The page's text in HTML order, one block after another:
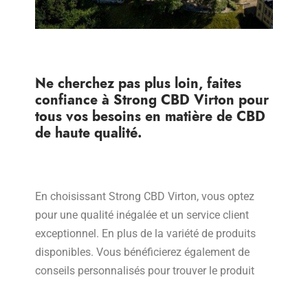
Ne cherchez pas plus loin, faites
confiance à Strong CBD Virton pour
tous vos besoins en matière de CBD
de haute qualité.
En choisissant Strong CBD Virton, vous optez
pour une qualité inégalée et un service client
exceptionnel. En plus de la variété de produits
disponibles. Vous bénéficierez également de
conseils personnalisés pour trouver le produit